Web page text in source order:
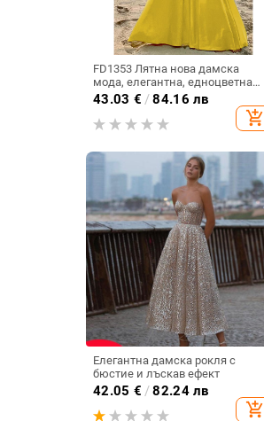
FD1353 Лятна нова дамска
мода, елегантна, едноцветна
рокля с деколте и без ръкави,
широка, френски стил, 2023 г.
43.03 € /84.16 лв
add_shopping_cart
Елегантна дамска рокля с
бюстие и лъскав ефект
42.05 € /82.24 лв
add_shopping_cart